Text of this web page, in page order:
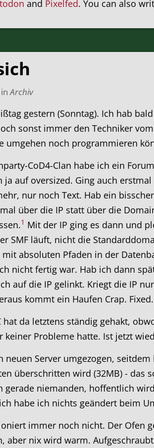
and Pixelfed. You can also
inArchiv
gestern (Sonntag). Ich hab
sonst immer den Techniker
umgehen noch programmieren
CoD4-Clan habe ich ein
ja auf oversized. Ging auch
nur noch Text. Hab ein
über die IP statt über die
1 Mit der IP ging es dann und
SMF läuft, nicht die
absoluten Pfaden in der
nicht fertig war. Hab ich dann
auf die IP gelinkt. Kriegt die IP
kommt ein Haufen Crap. Fixed.
hat da letztens ständig gehakt,
keiner Probleme hatte. Ist jetzt
neuen Server umgezogen,
überschritten wird (32MB) -
gerade niemanden, hoffentlich
habe ich nichts geändert beim
immer noch nicht. Der Ofen
aber nix wird warm.